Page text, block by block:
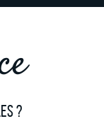
?